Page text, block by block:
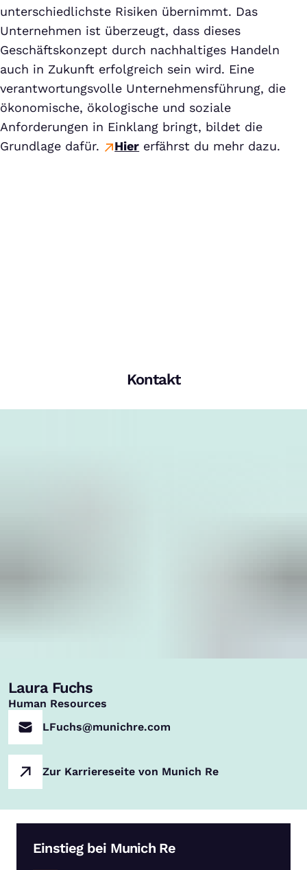
unterschiedlichste Risiken übernimmt. Das
Unternehmen ist überzeugt, dass dieses
Geschäftskonzept durch nachhaltiges Handeln
auch in Zukunft erfolgreich sein wird. Eine
verantwortungsvolle Unternehmensführung, die
ökonomische, ökologische und soziale
Anforderungen in Einklang bringt, bildet die
Grundlage dafür.
Hier erfährst du mehr dazu.
What do you want to do tomorrow?
aufgebaut. Weitere Informationen findest Du in unserer
Kontakt
Laura Fuchs
,
Human Resources
LFuchs@munichre.com
Zur Karriereseite von Munich Re
Einstieg bei Munich Re